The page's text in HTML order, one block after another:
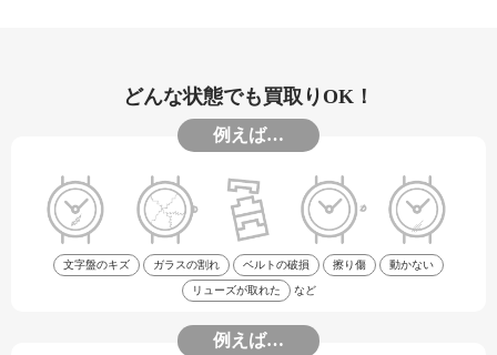
どんな状態でも買取りOK！
例えば…
文字盤のキズ ガラスの割れ ベルトの破損 擦り傷 動かない
リューズが取れた など
例えば…